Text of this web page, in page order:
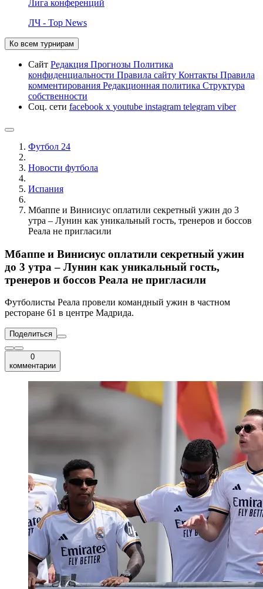
Лига конференций
ЛЧ - Top News
Ко всем турнирам
Сайт Редакция Прогнозы Политика
конфиденциальности Правила сайту Контакты Правила
комментирования Редакционная политика Структура
собственности
Соц. сети facebook x youtube instagram telegram viber
Футбол 24
Новости футбола
Испания
Мбаппе и Винисиус оплатили секретный ужин до 3
утра – Лунин как уникальный гость, тренеров и боссов
Реала не пригласили
Мбаппе и Винисиус оплатили секретный ужин
до 3 утра – Лунин как уникальный гость,
тренеров и боссов Реала не пригласили
Футболисты Реала провели командный ужин в частном
ресторане 61 в центре Мадрида.
Поделиться
0
комментарии